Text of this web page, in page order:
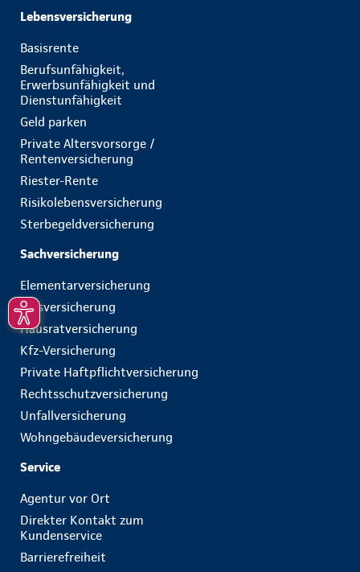
Lebensversicherung
Basisrente
Berufsunfähigkeit,
Erwerbsunfähigkeit und
Dienstunfähigkeit
Geld parken
Private Altersvorsorge /
Rentenversicherung
Riester-Rente
Risikolebensversicherung
Sterbegeldversicherung
Sachversicherung
Elementarversicherung
Glasversicherung
Hausratversicherung
Kfz-Versicherung
Private Haftpflichtversicherung
Rechtsschutzversicherung
Unfallversicherung
Wohngebäudeversicherung
Service
Agentur vor Ort
Direkter Kontakt zum
Kundenservice
Barrierefreiheit